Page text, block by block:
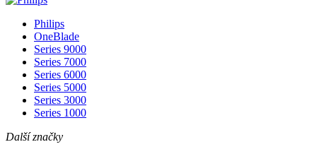
Philips
OneBlade
Series 9000
Series 7000
Series 6000
Series 5000
Series 3000
Series 1000
Další značky